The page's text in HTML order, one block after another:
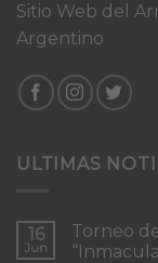
Sitio Web del
Argentino
ULTIMAS
16
Jun
Torneo